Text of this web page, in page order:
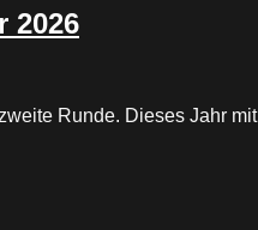
2026
Runde. Dieses Jahr